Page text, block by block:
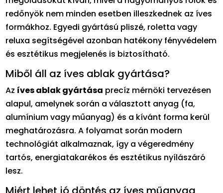
redőnyök nem minden esetben illeszkednek az íves
formákhoz. Egyedi gyártású pliszé, roletta vagy
reluxa segítségével azonban hatékony fényvédelem
és esztétikus megjelenés is biztosítható.
Miből áll az íves ablak gyártása?
Az íves ablak gyártása precíz mérnöki tervezésen
alapul, amelynek során a választott anyag (fa,
alumínium vagy műanyag) és a kívánt forma kerül
meghatározásra. A folyamat során modern
technológiát alkalmaznak, így a végeredmény
tartós, energiatakarékos és esztétikus nyílászáró
lesz.